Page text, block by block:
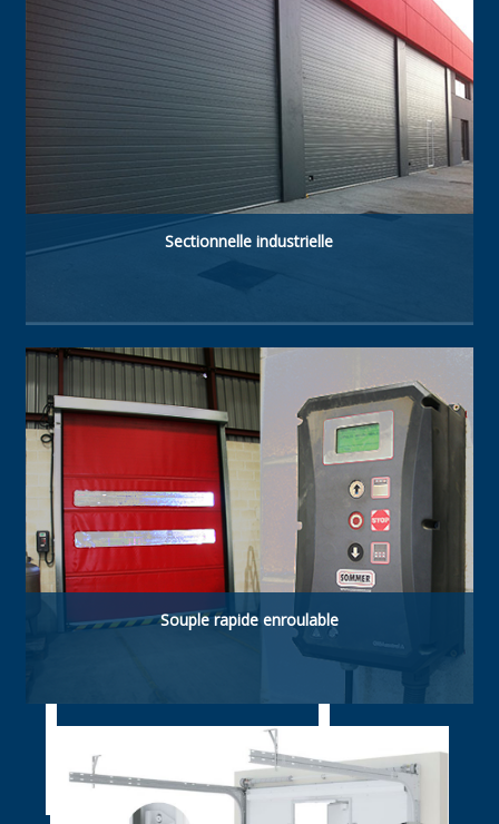
Sectionnelle industrielle
Type de porte à haute technologie. Fabriquée
avec panneaux sandwich isolés acier-
polyuréthane de 40 mm. Résistante, à haute
isolation thermique et étanche.
Souple rapide enroulable
Souple rapide enroulable. ldéelle pour
applications agroalimentaires